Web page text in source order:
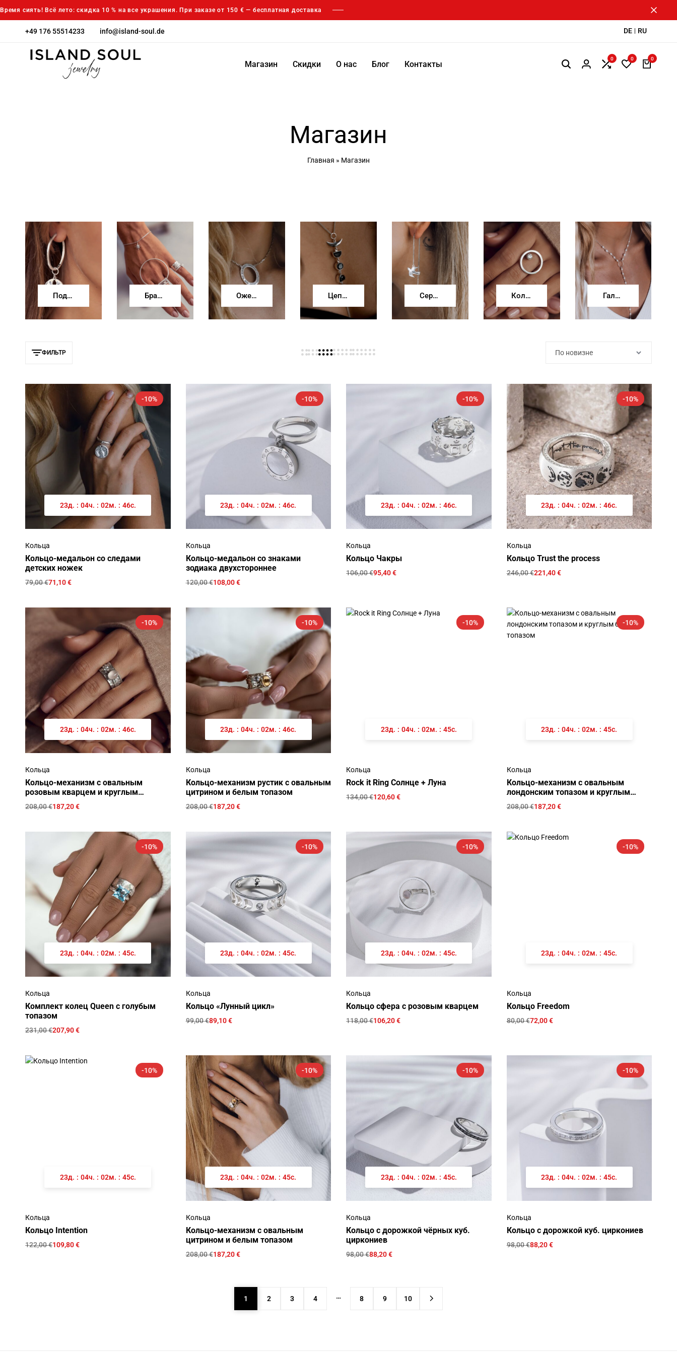
Время сиять! Всё лето: скидка 10 % на все украшения. При заказе от 150 € — бесплатная доставка
+49 176 55514233 info@island-soul.de DE RU
Магазин Скидки О нас Блог Контакты
0 0 0
Магазин
Главная » Магазин
Подвески Браслеты Ожерелья Цепочки Серьги Кольца Галстуки
ФИЛЬТР
-10%
23д. : 04ч. : 02м. : 46с.
Кольца
Кольцо-медальон со следами
детских ножек
79,00€71,10€
-10%
23д. : 04ч. : 02м. : 46с.
Кольца
Кольцо-медальон со знаками
зодиака двухстороннее
120,00€108,00€
-10%
23д. : 04ч. : 02м. : 46с.
Кольца
Кольцо Чакры
106,00€95,40€
-10%
23д. : 04ч. : 02м. : 46с.
Кольца
Кольцо Trust the process
246,00€221,40€
-10%
23д. : 04ч. : 02м. : 46с.
Кольца
Кольцо-механизм с овальным
розовым кварцем и круглым
208,00€187,20€
-10%
23д. : 04ч. : 02м. : 46с.
Кольца
Кольцо-механизм рустик с овальным
цитрином и белым топазом
208,00€187,20€
-10%
23д. : 04ч. : 02м. : 45с.
Кольца
Rock it Ring Солнце + Луна
134,00€120,60€
-10%
23д. : 04ч. : 02м. : 45с.
Кольца
Кольцо-механизм с овальным
лондонским топазом и круглым
208,00€187,20€
-10%
23д. : 04ч. : 02м. : 45с.
Кольца
Комплект колец Queen с голубым
топазом
231,00€207,90€
-10%
23д. : 04ч. : 02м. : 45с.
Кольца
Кольцо «Лунный цикл»
99,00€89,10€
-10%
23д. : 04ч. : 02м. : 45с.
Кольца
Кольцо сфера с розовым кварцем
118,00€106,20€
-10%
23д. : 04ч. : 02м. : 45с.
Кольца
Кольцо Freedom
80,00€72,00€
-10%
23д. : 04ч. : 02м. : 45с.
Кольца
Кольцо Intention
122,00€109,80€
-10%
23д. : 04ч. : 02м. : 45с.
Кольца
Кольцо-механизм с овальным
цитрином и белым топазом
208,00€187,20€
-10%
23д. : 04ч. : 02м. : 45с.
Кольца
Кольцо с дорожкой чёрных куб.
циркониев
98,00€88,20€
-10%
23д. : 04ч. : 02м. : 45с.
Кольца
Кольцо с дорожкой куб. циркониев
98,00€88,20€
1 2 3 4 … 8 9 10